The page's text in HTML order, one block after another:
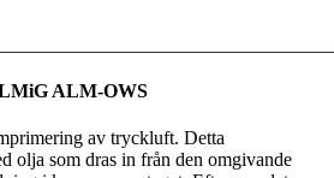
ALM-OWS
av tryckluft. Detta
olja som dras in från den omgivande